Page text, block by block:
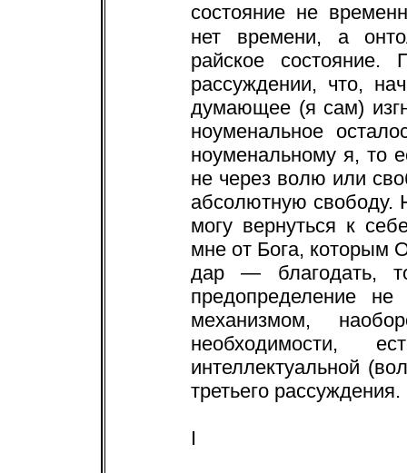
состояние не
нет времени, а
райское
рассуждении, что,
думающее (я сам)
ноуменальное
ноуменальному я, то
не через волю или
абсолютную свободу.
могу вернуться к
мне от Бога, которым
дар — благодать,
предопределение
механизмом,
необходимости,
интеллектуальной
третьего рассуждения.
I